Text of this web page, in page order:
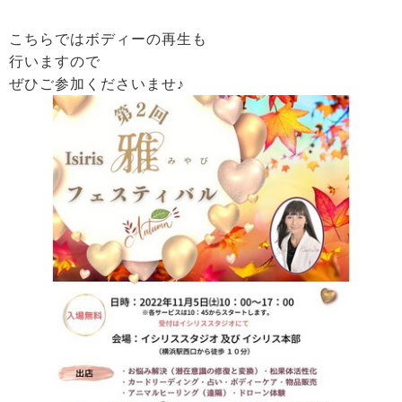
こちらではボディーの再生も
行いますので
ぜひご参加くださいませ♪